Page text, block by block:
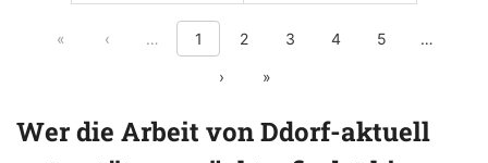
First page
« Previous page
‹ Show previous 5 pages
… 1 2 3 4 5
…
Next page
› Last page
»
Wer die Arbeit von Ddorf-aktuell